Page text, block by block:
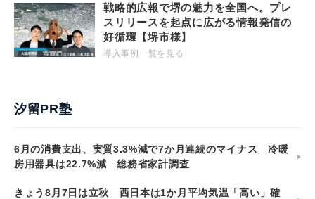
戦略的広報で堺の魅力を全国へ。プレ
スリリースを起点に広がる情報発信の
好循環【堺市様】
導入事例一覧を見る
汐留PR塾
6月の消費支出、実質3.3%減で7か月連続のマイナス 冷暖
房用器具は22.7%減 総務省家計調査
きょう8月7日は立秋 西日本は1か月平均気温「高い」確